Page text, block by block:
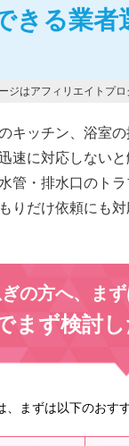
きる業者
ジはアフィリエイトプロ
キッチン、浴室
速に対応しない
管・排水口のト
りだけ依頼にも
の方へ、ま
まず検討
まずは以下のおす